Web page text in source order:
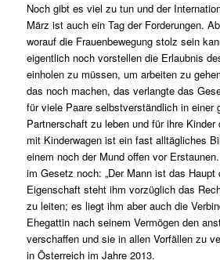
Noch gibt es viel zu tun und der
März ist auch ein Tag der Forderungen.
worauf die Frauenbewegung stolz sein
eigentlich noch vorstellen die Erlaubnis
einholen zu müssen, um arbeiten zu
das noch machen, das verlangte das
für viele Paare selbstverständlich in einer
Partnerschaft zu leben und für ihre
mit Kinderwagen ist ein fast alltägliches
einem noch der Mund offen vor
im Gesetz noch: „Der Mann ist das
Eigenschaft steht ihm vorzüglich das
zu leiten; es liegt ihm aber auch die
Ehegattin nach seinem Vermögen den
verschaffen und sie in allen Vorfällen zu
in Österreich im Jahre 2013.